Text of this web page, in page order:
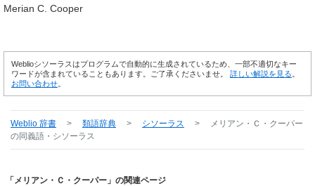
Merian C. Cooper
Weblioシソーラスはプログラムで自動的に生成されているため、一部不適切なキー
ワードが含まれていることもあります。ご了承くださいませ。 詳しい解説を見る
お問い合わせ
Weblio 辞書 > 類語辞典 > シソーラス >
メリアン・Ｃ・クーパー
の同義語・シソーラス
「メリアン・Ｃ・クーパー」の関連ページ